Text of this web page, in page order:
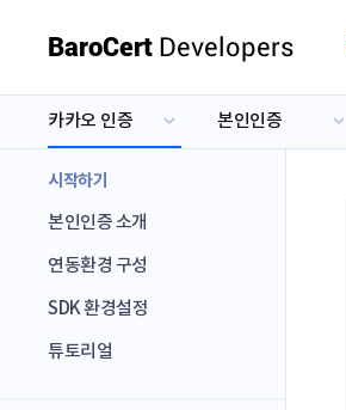
BaroCert Developers
카카오 인증
카카오 인증
네이버 인증
토스 인증
본인인증
본인인증
시작하기
본인인증 소개
연동환경 구성
SDK 환경설정
튜토리얼